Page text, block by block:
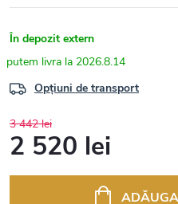
În depozit extern
2026.8.14
Opțiuni de transport
3 442 lei
2 520 lei